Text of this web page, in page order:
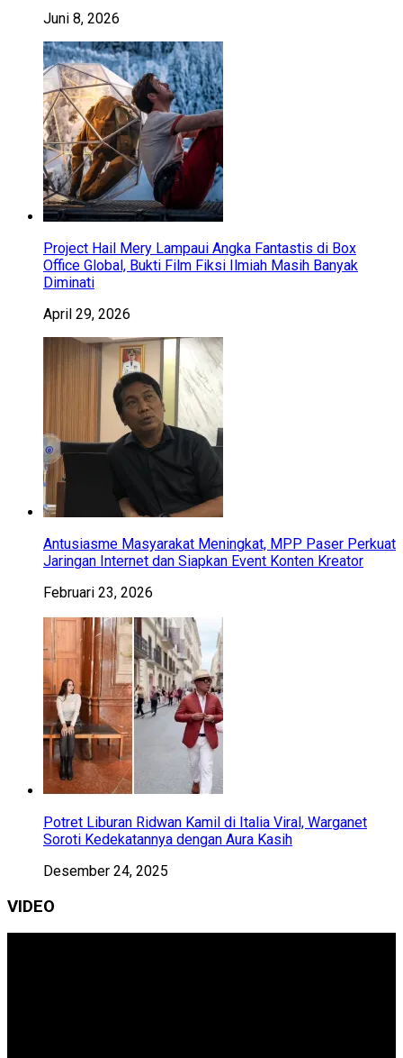
Juni 8, 2026
Project Hail Mery Lampaui Angka Fantastis di Box
Office Global, Bukti Film Fiksi Ilmiah Masih Banyak
Diminati
April 29, 2026
Antusiasme Masyarakat Meningkat, MPP Paser Perkuat
Jaringan Internet dan Siapkan Event Konten Kreator
Februari 23, 2026
Potret Liburan Ridwan Kamil di Italia Viral, Warganet
Soroti Kedekatannya dengan Aura Kasih
Desember 24, 2025
VIDEO